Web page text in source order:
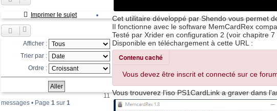
Cet utilitaire développé par Shendo vous permet
Il fonctionne avec le software MemCardRex
Testé par Xrider en configuration 2 (voir chapitre
Disponible en téléchargement à cette URL :
Contenu caché
Vous devez être inscrit et connecté sur ce
Vous trouverez l'iso PS1CardLink a graver dans
Imprimer le sujet
Afficher :
Trier par :
Ordre :
11
messages • Page 1 sur 1